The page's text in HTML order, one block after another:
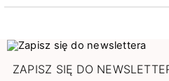
ZAPISZ SIĘ DO